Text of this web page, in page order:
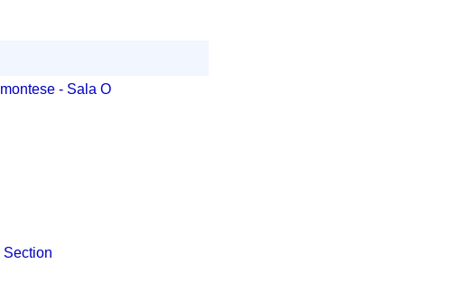
- Sala O
Section